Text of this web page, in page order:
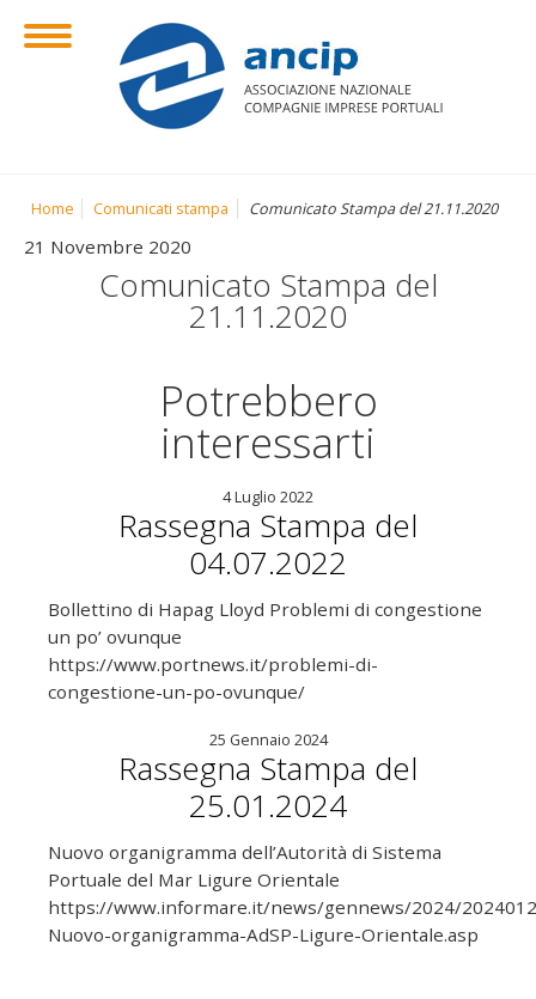
Home Comunicati stampa Comunicato Stampa del 21.11.2020
21 Novembre 2020
Comunicato Stampa del
21.11.2020
Potrebbero
interessarti
4 Luglio 2022
Rassegna Stampa del
04.07.2022
Bollettino di Hapag Lloyd Problemi di congestione
un po’ ovunque
https://www.portnews.it/problemi-di-
congestione-un-po-ovunque/
25 Gennaio 2024
Rassegna Stampa del
25.01.2024
Nuovo organigramma dell’Autorità di Sistema
Portuale del Mar Ligure Orientale
https://www.informare.it/news/gennews/2024/
Nuovo-organigramma-AdSP-Ligure-Orientale.asp